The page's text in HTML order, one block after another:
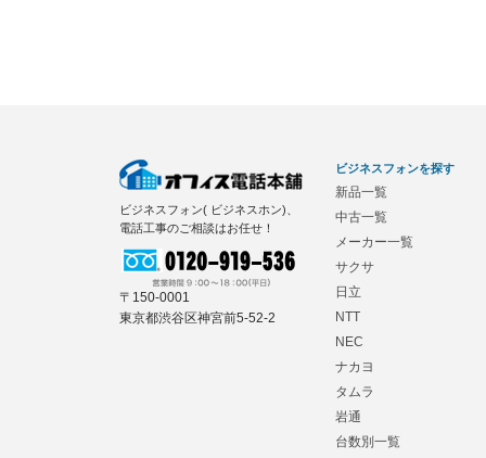
ビジネスフォン( ビジネスホン)、
電話工事のご相談はお任せ！
〒150-0001
東京都渋谷区神宮前5-52-2
ビジネスフォンを探す
新品一覧
中古一覧
メーカー一覧
サクサ
日立
NTT
NEC
ナカヨ
タムラ
岩通
台数別一覧